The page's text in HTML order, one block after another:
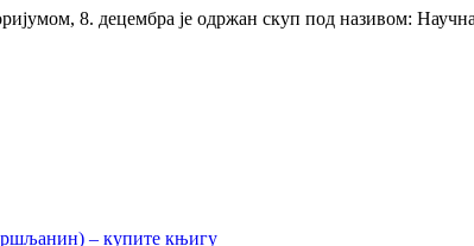
8. децембра је одржан скуп под називом: